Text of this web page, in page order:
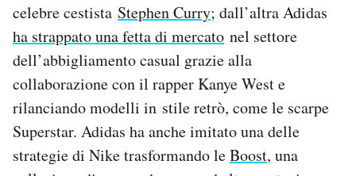
celebre cestista Stephen Curry; dall’altra Adidas
ha strappato una fetta di mercato nel settore
dell’abbigliamento casual grazie alla
collaborazione con il rapper Kanye West e
rilanciando modelli in stile retrò, come le scarpe
Superstar. Adidas ha anche imitato una delle
strategie di Nike trasformando leBoost, una